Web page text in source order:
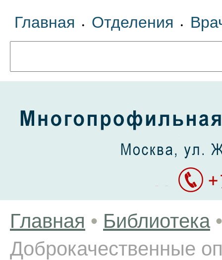
Главная • Отделения •
Главная • Библиотека •
Доброкачественные